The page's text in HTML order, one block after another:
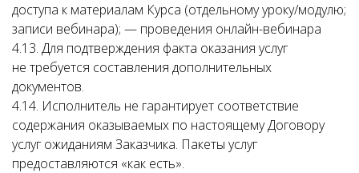
доступа к материалам Курса (отдельному уроку/модулю;
записи вебинара); — проведения онлайн-вебинара
4.13. Для подтверждения факта оказания услуг
не требуется составления дополнительных
документов.
4.14. Исполнитель не гарантирует соответствие
содержания оказываемых по настоящему Договору
услуг ожиданиям Заказчика. Пакеты услуг
предоставляются «как есть».